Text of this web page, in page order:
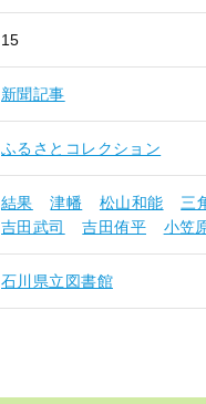
15
新聞記事
ふるさとコレクション
結果 津幡 松山和能
三
吉田武司
吉田侑平 小笠
石川県立図書館